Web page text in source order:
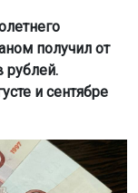
получил от
и сентябре